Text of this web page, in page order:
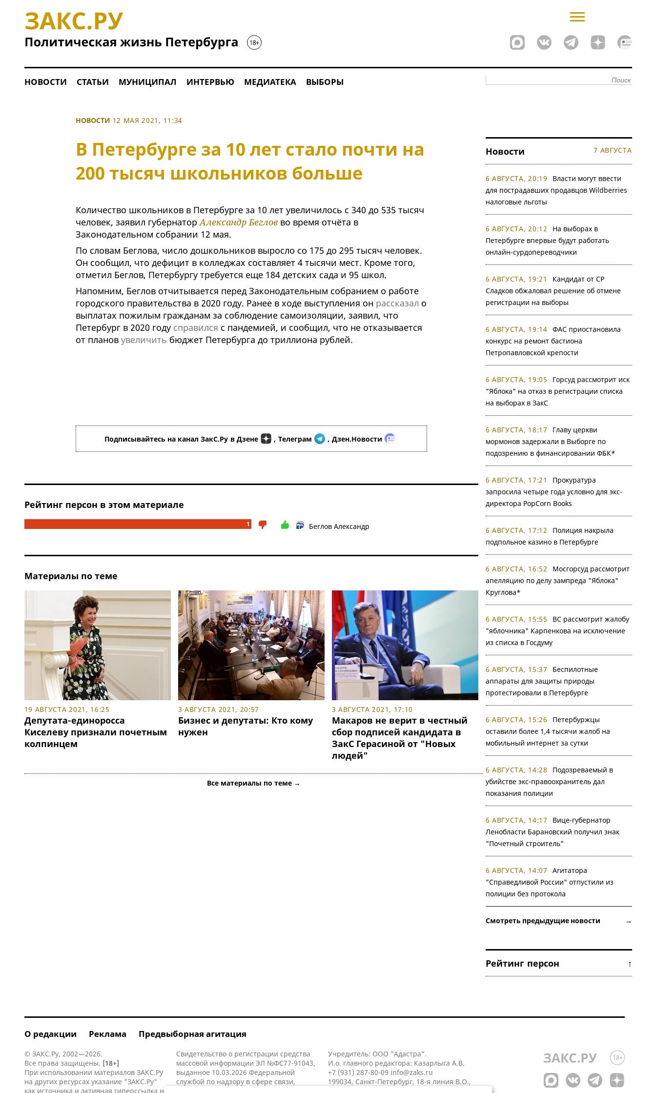
НОВОСТИ СТАТЬИ МУНИЦИПАЛ ИНТЕРВЬЮ МЕДИАТЕКА ВЫБОРЫ
НОВОСТИ 12 МАЯ 2021, 11:34
В Петербурге за 10 лет стало почти на
200 тысяч школьников больше
Количество школьников в Петербурге за 10 лет увеличилось с 340 до 535 тысяч
человек, заявил губернаторАлександр Бегловво время отчёта в
Законодательном собрании 12 мая.
По словам Беглова, число дошкольников выросло со 175 до 295 тысяч человек.
Он сообщил, что дефицит в колледжах составляет 4 тысячи мест. Кроме того,
отметил Беглов, Петербургу требуется еще 184 детских сада и 95 школ.
Напомним, Беглов отчитывается перед Законодательным собранием о работе
городского правительства в 2020 году. Ранее в ходе выступления он рассказал о
выплатах пожилым гражданам за соблюдение самоизоляции, заявил, что
Петербург в 2020 году справился с пандемией, и сообщил, что не отказывается
от планов увеличить бюджет Петербурга до триллиона рублей.
Подписывайтесь на канал ЗакС.Ру в Дзене , Телеграм , Дзен.Новости
Рейтинг персон в этом материале
1 Беглов Александр
Материалы по теме
19 АВГУСТА 2021, 16:25
Депутата-единоросса
Киселеву признали почетным
колпинцем
3 АВГУСТА 2021, 20:57
Бизнес и депутаты: Кто кому
нужен
3 АВГУСТА 2021, 17:10
Макаров не верит в честный
сбор подписей кандидата в
ЗакС Герасиной от "Новых
людей"
Все материалы по теме →
Новости 7 АВГУСТА
6 АВГУСТА, 20:19
Власти могут ввести
для пострадавших продавцов Wildberries
налоговые льготы
6 АВГУСТА, 20:12
На выборах в
Петербурге впервые будут работать
онлайн-сурдопереводчики
6 АВГУСТА, 19:21
Кандидат от СР
Сладков обжаловал решение об отмене
регистрации на выборы
6 АВГУСТА, 19:14 ФАС приостановила
конкурс на ремонт бастиона
Петропавловской крепости
6 АВГУСТА, 19:05
Горсуд рассмотрит иск
"Яблока" на отказ в регистрации списка
на выборах в ЗакС
6 АВГУСТА, 18:17
Главу церкви
мормонов задержали в Выборге по
подозрению в финансировании ФБК*
6 АВГУСТА, 17:21
Прокуратура
запросила четыре года условно для экс-
директора PopCorn Books
6 АВГУСТА, 17:12
Полиция накрыла
подпольное казино в Петербурге
6 АВГУСТА, 16:52
Мосгорсуд рассмотрит
апелляцию по делу зампреда "Яблока"
Круглова*
6 АВГУСТА, 15:55
ВС рассмотрит жалобу
"яблочника" Карпенкова на исключение
из списка в Госдуму
6 АВГУСТА, 15:37
Беспилотные
аппараты для защиты природы
протестировали в Петербурге
6 АВГУСТА, 15:26
Петербуржцы
оставили более 1,4 тысячи жалоб на
мобильный интернет за сутки
6 АВГУСТА, 14:28
Подозреваемый в
убийстве экс-правоохранитель дал
показания полиции
6 АВГУСТА, 14:17
Вице-губернатор
Ленобласти Барановский получил знак
"Почетный строитель"
6 АВГУСТА, 14:07
Агитатора
"Справедливой России" отпустили из
полиции без протокола
Смотреть предыдущие новости →
Рейтинг персон ↑
О редакции Реклама Предвыборная агитация
© ЗАКС.Ру, 2002—2026.
Все права защищены. [18+]
При использовании материалов ЗАКС.Ру
на других ресурсах указание "ЗАКС.Ру"
как источника и активная гиперссылка на
Свидетельство о регистрации средства
массовой информации ЭЛ №ФС77-91043,
выданное 10.03.2026 Федеральной
службой по надзору в сфере связи,
Учредитель: ООО "Адастра".
И.о. главного редактора: Казарлыга А.В.
+7 (931) 287-80-09 info@zaks.ru
199034, Санкт-Петербург, 18-я линия В.О.,